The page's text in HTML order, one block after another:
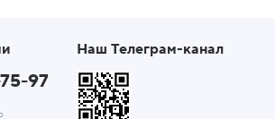
97
Наш Телеграм-канал